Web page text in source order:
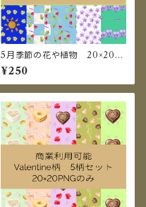
5月季節の花や植物 20×20㎝
PNGのみ
¥250